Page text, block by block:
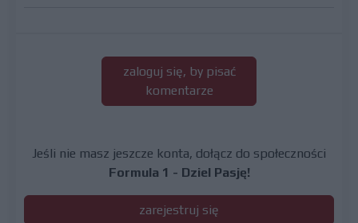
zaloguj się, by pisać
komentarze
Jeśli nie masz jeszcze konta, dołącz do społeczności
Formula 1 - Dziel Pasję!
zarejestruj się